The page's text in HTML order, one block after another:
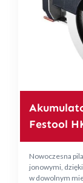
Festool
Nowoczesna
jonowymi,
w dowolnym